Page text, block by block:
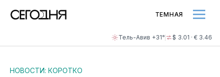
Тель-Авив +31° $ 3.01 · € 3.46
ТЕМНАЯ
НОВОСТИ: КОРОТКО